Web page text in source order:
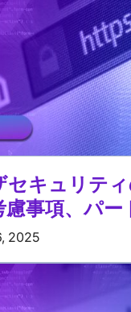
セキュリテ
事項、パー
2025